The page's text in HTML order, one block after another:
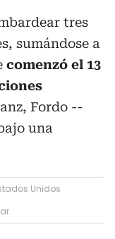
tres
sumándose a
comenzó el 13
Fordo --
una
Unidos